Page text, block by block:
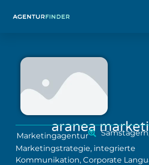
aranea
Marketingagentur
Marketingstrategie, integrierte
Kommunikation, Corporate